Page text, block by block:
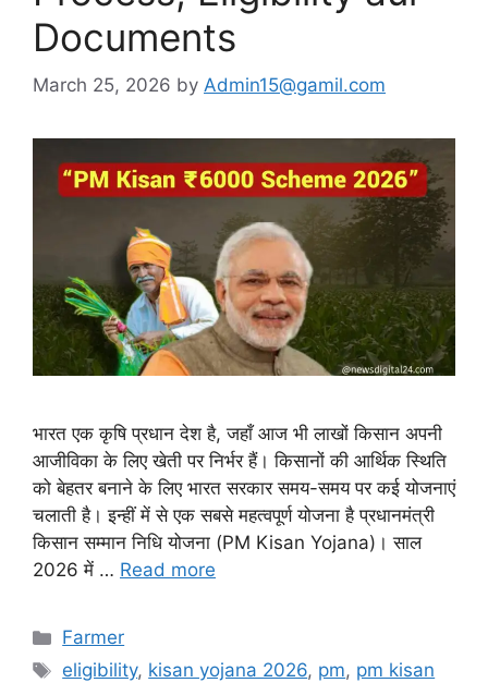
Documents
March 25, 2026 by Admin15@gamil.com
भारत एक कृषि प्रधान देश है, जहाँ आज भी लाखों किसान अपनी
आजीविका के लिए खेती पर निर्भर हैं। किसानों की आर्थिक स्थिति
को बेहतर बनाने के लिए भारत सरकार समय-समय पर कई योजनाएं
चलाती है। इन्हीं में से एक सबसे महत्वपूर्ण योजना है प्रधानमंत्री
किसान सम्मान निधि योजना (PM Kisan Yojana)। साल
2026 में … Read more
Categories
Farmer
Tags
eligibility, kisan yojana 2026, pm, pm kisan